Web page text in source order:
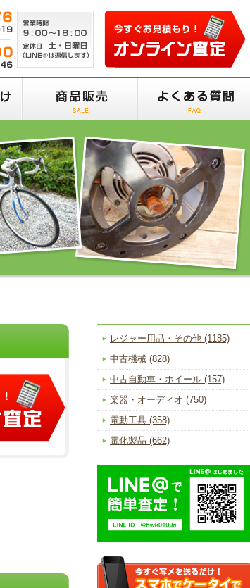
レジャー用品・その他 (1185)
中古機械 (828)
中古自動車・ホイール (157)
楽器・オーディオ (750)
電動工具 (358)
電化製品 (662)